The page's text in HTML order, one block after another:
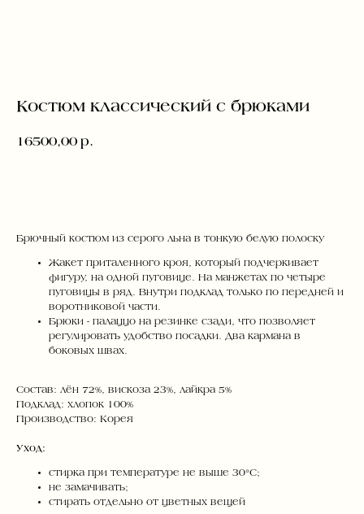
Костюм классический с брюками
16500,00 р.
Брючный костюм из серого льна в тонкую белую полоску
Жакет приталенного кроя, который подчеркивает
фигуру, на одной пуговице. На манжетах по четыре
пуговицы в ряд. Внутри подклад только по передней и
воротниковой части.
Брюки - палаццо на резинке сзади, что позволяет
регулировать удобство посадки. Два кармана в
боковых швах.
Состав: лён 72%, вискоза 23%, лайкра 5%
Подклад: хлопок 100%
Производство: Корея
Уход:
стирка при температуре не выше 30°C;
не замачивать;
стирать отдельно от цветных вещей